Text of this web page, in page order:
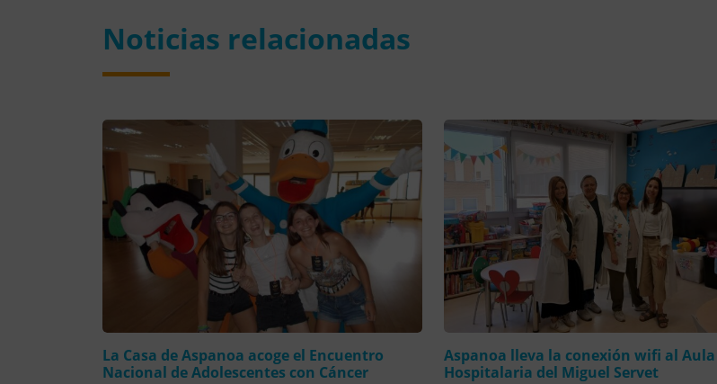
Noticias relacionadas
La Casa de Aspanoa acoge el Encuentro
Nacional de Adolescentes con Cáncer
Aspanoa lleva la conexión wifi al Aula
Hospitalaria del Miguel Servet